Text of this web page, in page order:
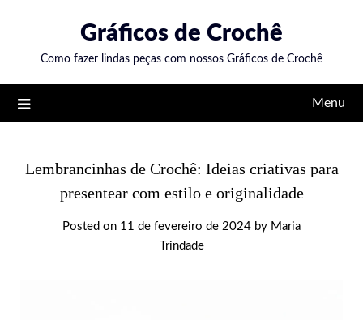
content
Gráficos de Crochê
Como fazer lindas peças com nossos Gráficos de Crochê
Menu
Lembrancinhas de Crochê: Ideias criativas para
presentear com estilo e originalidade
Posted on 11 de fevereiro de 2024 by Maria
Trindade